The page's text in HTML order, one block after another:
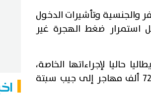
والجنسية وتأشيرات الدخول
استمرار ضغط الهجرة غير
حاليا لإجراءاتها الخاصة،
والتي قالت روما إنها مدفوعة بالتدفق الكبير لنحو 72 ألف مهاجر إلى جيب سبتة